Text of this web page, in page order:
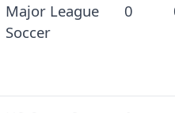
Major League
Soccer
0